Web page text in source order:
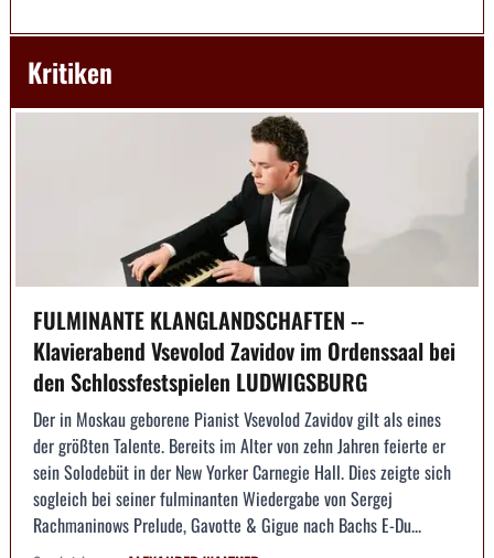
Kritiken
FULMINANTE KLANGLANDSCHAFTEN --
Klavierabend Vsevolod Zavidov im Ordenssaal bei
den Schlossfestspielen LUDWIGSBURG
Der in Moskau geborene Pianist Vsevolod Zavidov gilt als eines
der größten Talente. Bereits im Alter von zehn Jahren feierte er
sein Solodebüt in der New Yorker Carnegie Hall. Dies zeigte sich
sogleich bei seiner fulminanten Wiedergabe von Sergej
Rachmaninows Prelude, Gavotte & Gigue nach Bachs E-Du...